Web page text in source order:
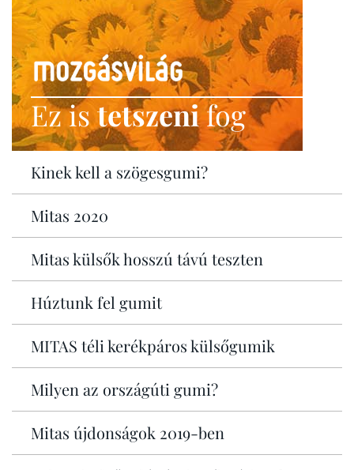
Ez istetszenifog
Kinek kell a szögesgumi?
Mitas 2020
Mitas külsők hosszú távú teszten
Húztunk fel gumit
MITAS téli kerékpáros külsőgumik
Milyen az országúti gumi?
Mitas újdonságok 2019-ben